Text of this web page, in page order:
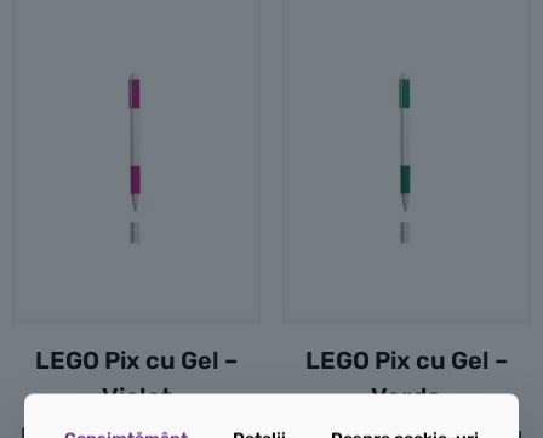
LEGO Pix cu Gel –
Violet
LEGO Pix cu Gel –
Verde